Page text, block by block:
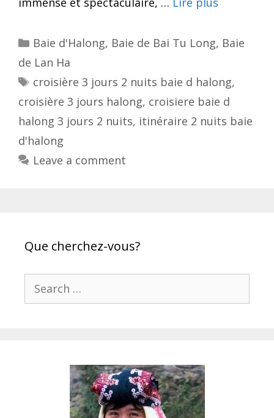
Categories
Baie d'Halong, Baie de Bai Tu Long, Baie
de Lan Ha
Tags
croisière 3 jours 2 nuits baie d halong,
croisière 3 jours halong, croisiere baie d
halong 3 jours 2 nuits, itinéraire 2 nuits baie
d'halong
Leave a comment
Que cherchez-vous?
Search